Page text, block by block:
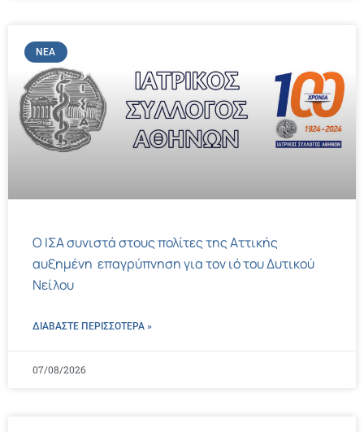
ΝΈΑ
Ο ΙΣΑ συνιστά στους πολίτες της Αττικής
αυξημένη επαγρύπνηση για τον ιό του Δυτικού
Νείλου
ΔΙΑΒΑΣΤΕ ΠΕΡΙΣΣΌΤΕΡΑ »
07/08/2026